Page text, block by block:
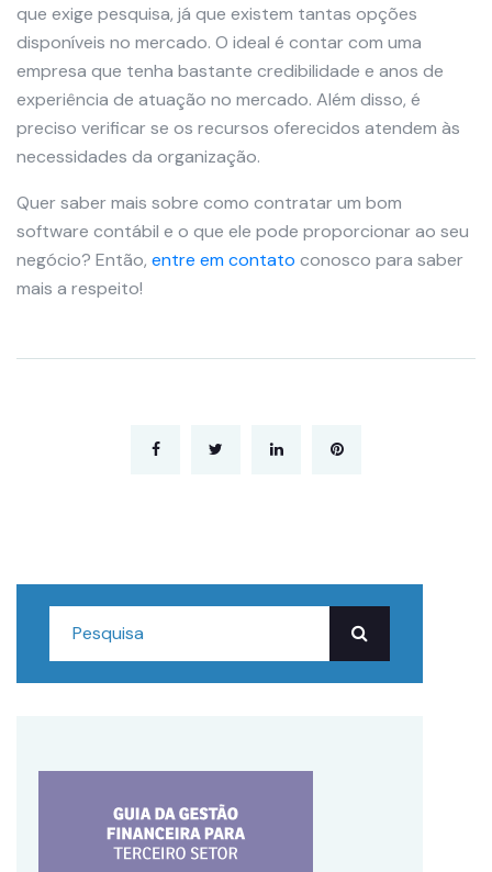
que exige pesquisa, já que existem tantas opções
disponíveis no mercado. O ideal é contar com uma
empresa que tenha bastante credibilidade e anos de
experiência de atuação no mercado. Além disso, é
preciso verificar se os recursos oferecidos atendem às
necessidades da organização.
Quer saber mais sobre como contratar um bom
software contábil e o que ele pode proporcionar ao seu
negócio? Então, entre em contato conosco para saber
mais a respeito!